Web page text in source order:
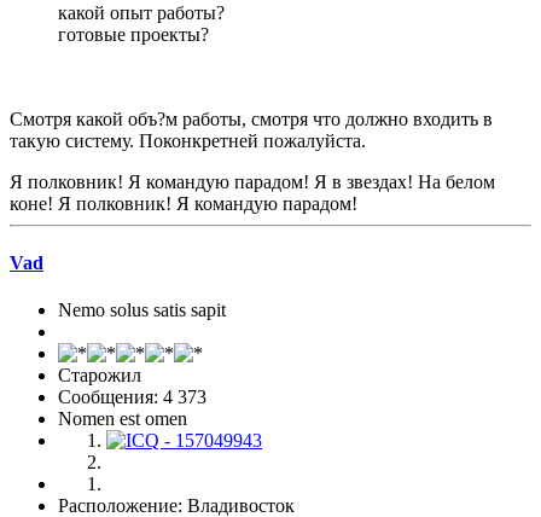
какой опыт работы?
готовые проекты?
Смотря какой объ?м работы, смотря что должно входить в
такую систему. Поконкретней пожалуйста.
Я полковник! Я командую парадом! Я в звездах! На белом
коне! Я полковник! Я командую парадом!
Vad
Nemo solus satis sapit
Старожил
Сообщения: 4 373
Nomen est omen
Расположение: Владивосток